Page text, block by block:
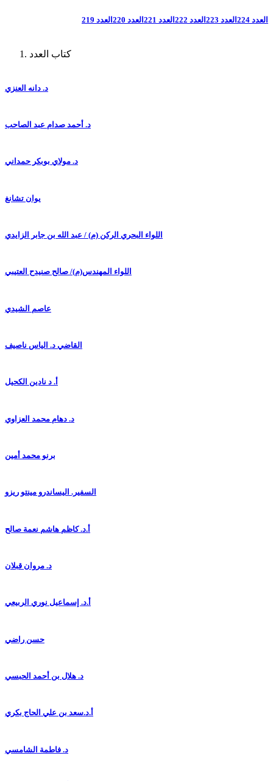
العدد 224 العدد 223 العدد 222 العدد 221 العدد 220 العدد 219
كتاب العدد
د. دانه العنزي
د. أحمد صدام عبد الصاحب
د. مولاي بوبكر حمداني
يوان تشانغ
اللواء البحري الركن (م) / عبد الله بن جابر الزايدي
اللواء المهندس(م)/ صالح صنيدح العتيبي
عاصم الشيدي
القاضي د. الياس ناصيف
أ. د نادين الكحيل
د. دهام محمد العزاوي
برنو محمد أمين
السفير. اليساندرو مينتو ريزو
أ.د. كاظم هاشم نعمة صالح
د. مروان قبلان
أ.د. إسماعيل نوري الربيعي
حسن راضي
د. هلال بن أحمد الحبسي
أ.د.سعد بن علي الحاج بكري
د. فاطمة الشامسي